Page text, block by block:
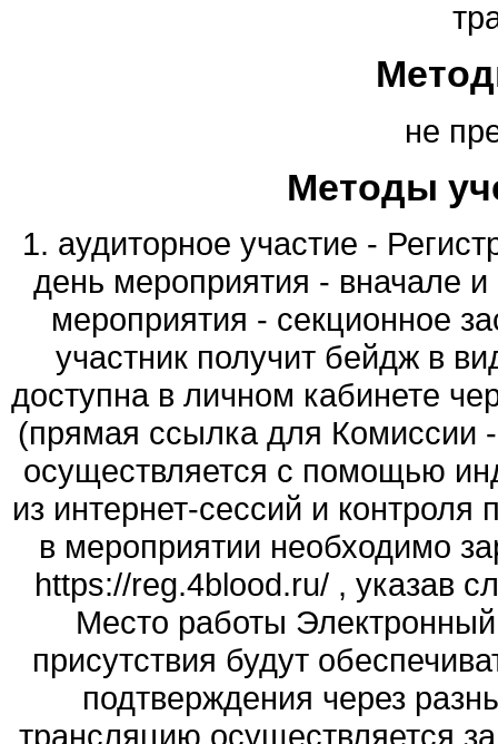
не
Методы
1. аудиторное участие -
день мероприятия - вначале
мероприятия - секционное
участник получит бейдж в
доступна в личном кабинете
(прямая ссылка для Комиссии
осуществляется с помощью
из интернет-сессий и
в мероприятии необходимо
https://reg.4blood.ru/ , указав
Место работы
присутствия будут
подтверждения через
трансляцию осуществляется